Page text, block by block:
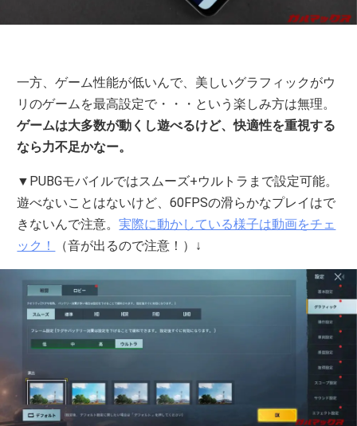
一方、ゲーム性能が低いんで、美しいグラフィックがウ
リのゲームを最高設定で・・・という楽しみ方は無理。
ゲームは大多数が動くし遊べるけど、快適性を重視する
なら力不足かなー。
▼PUBGモバイルではスムーズ+ウルトラまで設定可能。
遊べないことはないけど、60FPSの滑らかなプレイはで
きないんで注意。実際に動かしている様子は動画をチェ
ック！
（音が出るので注意！）↓